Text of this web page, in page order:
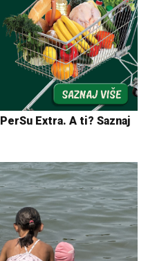
Extra. A ti? Saznaj